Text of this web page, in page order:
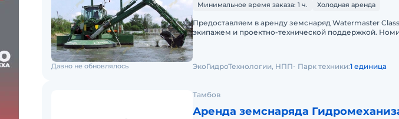
Минимальное время заказа: 1 ч. Холодная аренда
Предоставляем в аренду земснаряд Watermaster
экипажем и проектно-технической поддержкой.
Давно не обновлялось ЭкоГидроТехнологии, НПП Парк техники:1 единица
Тамбов
Аренда земснаряда